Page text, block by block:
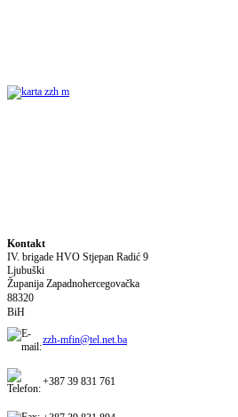
Kontakt
IV. brigade HVO Stjepan Radić 9
Ljubuški
Županija Zapadnohercegovačka
88320
BiH
zzh-mfin@tel.net.ba
+387 39 831 761